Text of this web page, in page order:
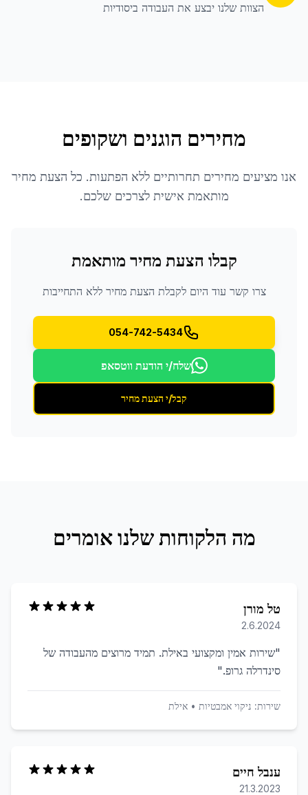
הצוות שלנו יבצע את העבודה ביסודיות
מחירים הוגנים ושקופים
אנו מציעים מחירים תחרותיים ללא הפתעות. כל הצעת מחיר
מותאמת אישית לצרכים שלכם.
קבלו הצעת מחיר מותאמת
צרו קשר עוד היום לקבלת הצעת מחיר ללא התחייבות
054-742-5434
שלח/י הודעת ווטסאפ
קבל/י הצעת מחיר
מה הלקוחות שלנו אומרים
טל מורן
2.6.2024
"שירות אמין ומקצועי באילת. תמיד מרוצים מהעבודה של
סינדרלה גרופ."
שירות: ניקוי אמבטיות • אילת
ענבל חיים
21.3.2023